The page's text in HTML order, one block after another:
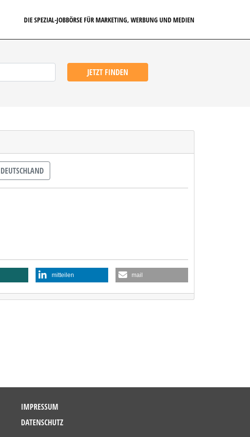
DIE SPEZIAL-JOBBÖRSE FÜR MARKETING, WERBUNG UND MEDIEN
JETZT FINDEN
DEUTSCHLAND
mitteilen mail
IMPRESSUM
DATENSCHUTZ